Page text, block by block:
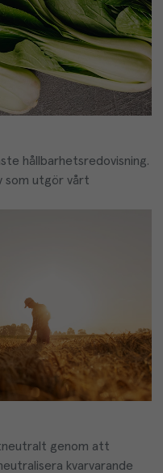
hållbarhetsredovisning.
som utgör vårt
genom att
kvarvarande